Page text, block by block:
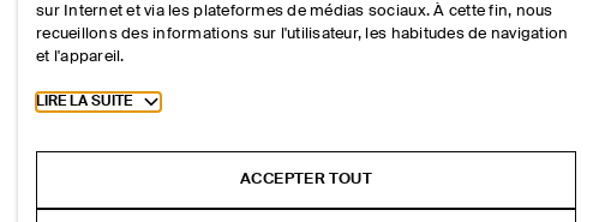
sur Internet et via les plateformes de médias sociaux. À cette fin, nous
recueillons des informations sur l'utilisateur, les habitudes de navigation
et l'appareil.
Toggle more cookie information
LIRE LA SUITE
ACCEPTER TOUT